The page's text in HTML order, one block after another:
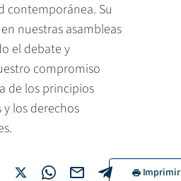
contemporánea. Su
nuestras asambleas
el debate y
compromiso
de los principios
los derechos
Imprimir